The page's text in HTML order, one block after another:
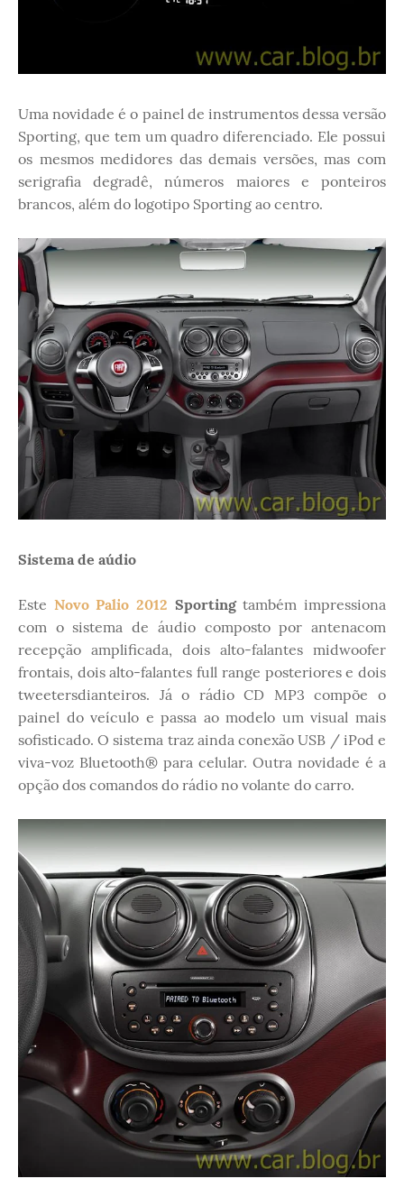
Uma novidade é o painel de instrumentos dessa versão
Sporting, que tem um quadro diferenciado. Ele possui
os mesmos medidores das demais versões, mas com
serigrafia degradê, números maiores e ponteiros
brancos, além do logotipo Sporting ao centro.
Sistema de aúdio
Este Novo Palio 2012 Sportingtambém impressiona
com o sistema de áudio composto por antenacom
recepção amplificada, dois alto-falantes midwoofer
frontais, dois alto-falantes full range posteriores e dois
tweetersdianteiros. Já o rádio CD MP3 compõe o
painel do veículo e passa ao modelo um visual mais
sofisticado. O sistema traz ainda conexão USB / iPod e
viva-voz Bluetooth® para celular. Outra novidade é a
opção dos comandos do rádio no volante do carro.